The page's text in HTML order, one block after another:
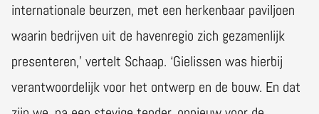
internationale beurzen, met een herkenbaar paviljoen
waarin bedrijven uit de havenregio zich gezamenlijk
presenteren,’ vertelt Schaap. ‘Gielissen was hierbij
verantwoordelijk voor het ontwerp en de bouw. En dat